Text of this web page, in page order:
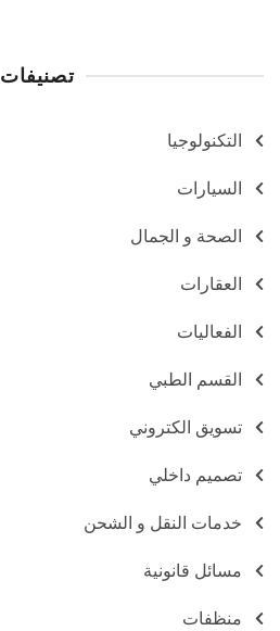
تصنيفات
التكنولوجيا
السيارات
الصحة و الجمال
العقارات
الفعاليات
القسم الطبي
تسويق الكتروني
تصميم داخلي
خدمات النقل و الشحن
مسائل قانونية
منظفات